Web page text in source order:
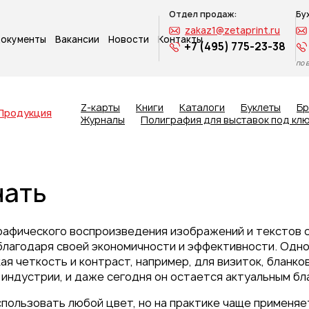
Вакансии Новости Контакты
Отдел продаж:
zakaz1@zetaprint.ru
+7 (495) 775-23-38
по
Z-карты Книги Каталоги Буклеты
Журналы
Полиграфия для выставок под
воспроизведения изображений и
своей экономичности и эффективности.
четкость и контраст, например, для визиток,
и даже сегодня он остается актуальным
любой цвет, но на практике чаще